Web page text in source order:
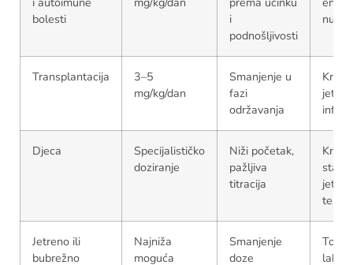
bolesti
i
podnošljivosti
Transplantacija
3–5
mg/kg/dan
Smanjenje u
fazi
održavanja
jetra,
Djeca
Specijalističko
doziranje
Niži početak,
pažljiva
titracija
Krvne
jetreni
Jetreno ili
bubrežno
Najniža
moguća
Smanjenje
doze